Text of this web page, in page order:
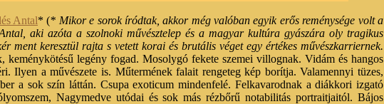
Antal* (* Mikor e sorok íródtak, akkor még valóban egyik erős reménysége volt a
aki azóta a szolnoki művésztelep és a magyar kultúra gyászára oly tragikus
ment keresztül rajta s vetett korai és brutális véget egy értékes művészkarriernek.
keménykötésű legény fogad. Mosolygó fekete szemei villognak. Vidám és hangos
Ilyen a művészete is. Műtermének falait rengeteg kép borítja. Valamennyi tüzes,
a sok szín láttán. Csupa exoticum mindenfelé. Felkavarodnak a diákkori izgató
Nagymedve utódai és sok más rézbőrű notabilitás portraitjaitól. Bájos